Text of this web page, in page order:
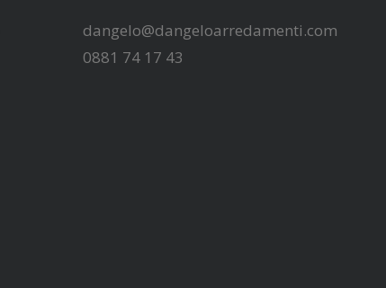
dangelo@dangeloarredamenti.com
0881 74 17 43